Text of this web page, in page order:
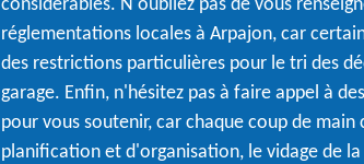
considérables. N'oubliez pas de vous
réglementations locales à Arpajon, car
des restrictions particulières pour le tri des
garage. Enfin, n'hésitez pas à faire appel à
pour vous soutenir, car chaque coup de main
planification et d'organisation, le vidage de